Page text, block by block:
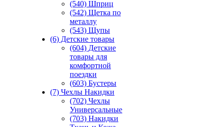
(540) Шприц
(542) Щетка по
металлу
(543) Щупы
(6) Детские товары
(604) Детские
товары для
комфортной
поездки
(603) Бустеры
(7) Чехлы Накидки
(702) Чехлы
Универсальные
(703) Накидки